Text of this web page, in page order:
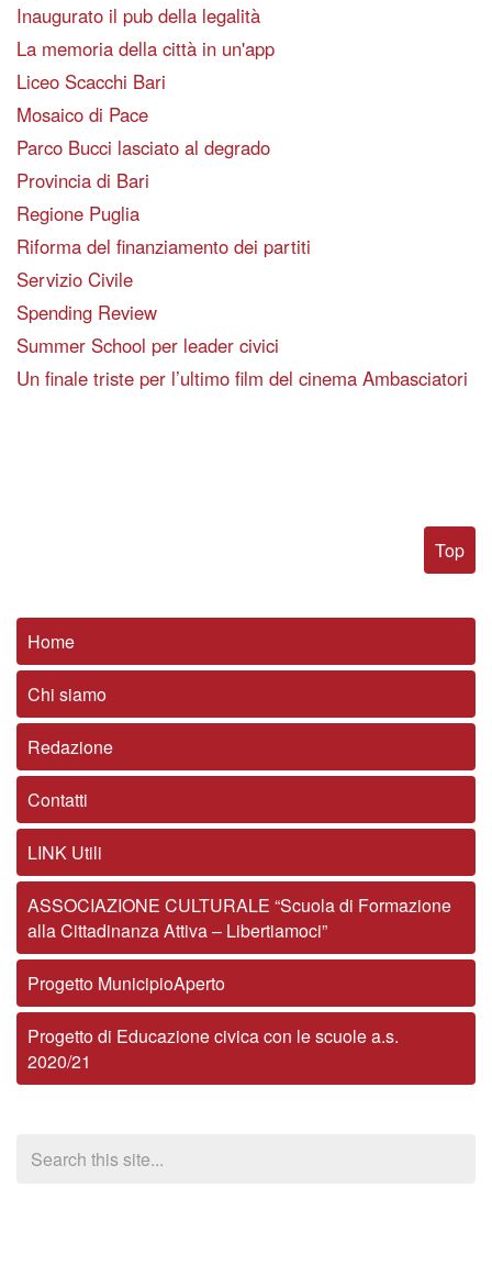
Inaugurato il pub della legalità
La memoria della città in un'app
Liceo Scacchi Bari
Mosaico di Pace
Parco Bucci lasciato al degrado
Provincia di Bari
Regione Puglia
Riforma del finanziamento dei partiti
Servizio Civile
Spending Review
Summer School per leader civici
Un finale triste per l’ultimo film del cinema Ambasciatori
Top
Home
Chi siamo
Redazione
Contatti
LINK Utili
ASSOCIAZIONE CULTURALE “Scuola di Formazione
alla Cittadinanza Attiva – Libertiamoci”
Progetto MunicipioAperto
Progetto di Educazione civica con le scuole a.s.
2020/21